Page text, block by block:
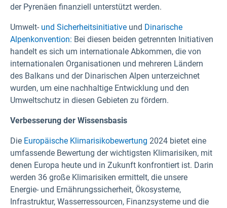
der Pyrenäen finanziell unterstützt werden.
Umwelt- und Sicherheitsinitiative und Dinarische
Alpenkonvention: Bei diesen beiden getrennten Initiativen
handelt es sich um internationale Abkommen, die von
internationalen Organisationen und mehreren Ländern
des Balkans und der Dinarischen Alpen unterzeichnet
wurden, um eine nachhaltige Entwicklung und den
Umweltschutz in diesen Gebieten zu fördern.
Verbesserung der Wissensbasis
Die Europäische Klimarisikobewertung 2024 bietet eine
umfassende Bewertung der wichtigsten Klimarisiken, mit
denen Europa heute und in Zukunft konfrontiert ist. Darin
werden 36 große Klimarisiken ermittelt, die unsere
Energie- und Ernährungssicherheit, Ökosysteme,
Infrastruktur, Wasserressourcen, Finanzsysteme und die